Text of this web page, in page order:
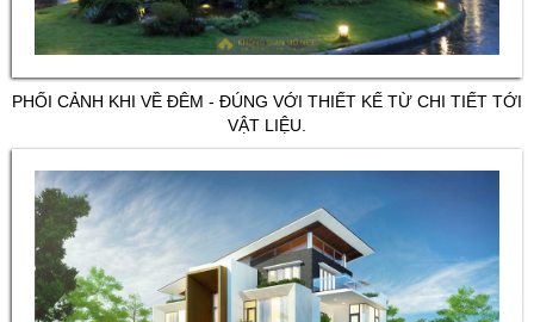
PHỐI CẢNH KHI VỀ ĐÊM - ĐÚNG VỚI THIẾT KẾ TỪ CHI TIẾT TỚI
VẬT LIỆU.